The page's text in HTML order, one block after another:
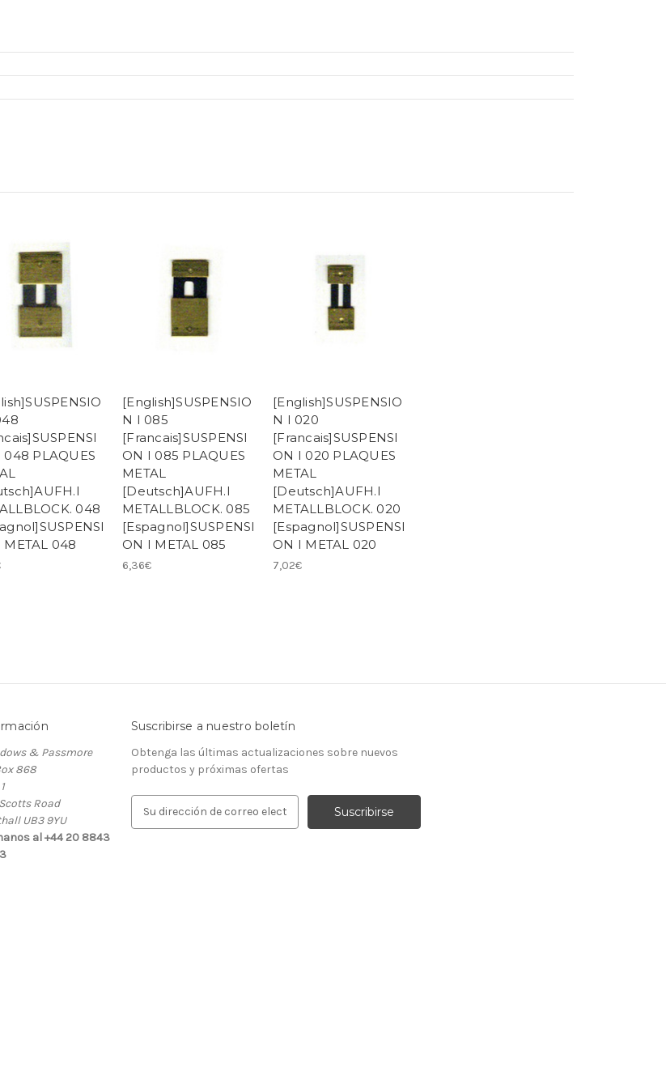
048 PLAQUES
048
METAL 048
[English]SUSPENSIO
N I 085
[Francais]SUSPENSI
ON I 085 PLAQUES
METAL
[Deutsch]AUFH.I
METALLBLOCK. 085
[Espagnol]SUSPENSI
ON I METAL 085
6,36€
[English]SUSPENSIO
N I 020
[Francais]SUSPENSI
ON I 020 PLAQUES
METAL
[Deutsch]AUFH.I
METALLBLOCK. 020
[Espagnol]SUSPENSI
ON I METAL 020
7,02€
& Passmore
868
Road
UB3 9YU
al +44 20 8843
Suscribirse a nuestro boletín
Obtenga las últimas actualizaciones sobre nuevos
productos y próximas ofertas